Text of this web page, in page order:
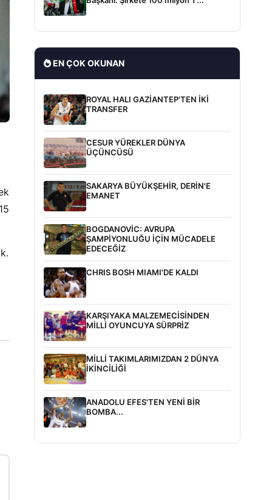
EN ÇOK OKUNAN
ROYAL HALI GAZİANTEP'TEN İKİ
TRANSFER
CESUR YÜREKLER DÜNYA
ÜÇÜNCÜSÜ
SAKARYA BÜYÜKŞEHİR, DERİN'E
EMANET
BOGDANOVİC: AVRUPA
ŞAMPİYONLUĞU İÇİN MÜCADELE
EDECEĞİZ
CHRIS BOSH MIAMI'DE KALDI
KARŞIYAKA MALZEMECİSİNDEN
MİLLİ OYUNCUYA SÜRPRİZ
MİLLİ TAKIMLARIMIZDAN 2 DÜNYA
İKİNCİLİĞİ
ANADOLU EFES'TEN YENİ BİR
BOMBA...